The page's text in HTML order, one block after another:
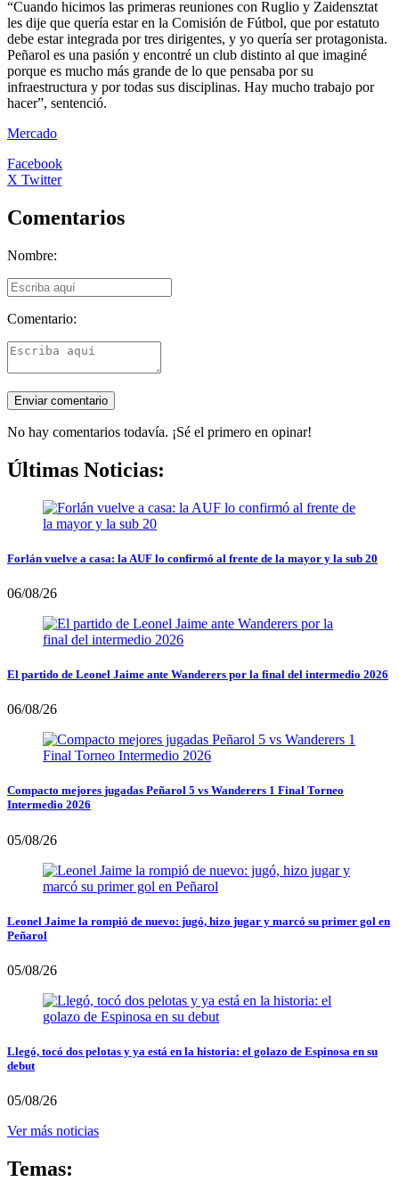
“Cuando hicimos las primeras reuniones con Ruglio y Zaidensztat
les dije que quería estar en la Comisión de Fútbol, que por estatuto
debe estar integrada por tres dirigentes, y yo quería ser protagonista.
Peñarol es una pasión y encontré un club distinto al que imaginé
porque es mucho más grande de lo que pensaba por su
infraestructura y por todas sus disciplinas. Hay mucho trabajo por
hacer”, sentenció.
Mercado
Facebook
X Twitter
Comentarios
Nombre:
Comentario:
No hay comentarios todavía. ¡Sé el primero en opinar!
Últimas Noticias:
Forlán vuelve a casa: la AUF lo confirmó al frente de la mayor y la sub 20
06/08/26
El partido de Leonel Jaime ante Wanderers por la final del intermedio 2026
06/08/26
Compacto mejores jugadas Peñarol 5 vs Wanderers 1 Final Torneo
Intermedio 2026
05/08/26
Leonel Jaime la rompió de nuevo: jugó, hizo jugar y marcó su primer gol en
Peñarol
05/08/26
Llegó, tocó dos pelotas y ya está en la historia: el golazo de Espinosa en su
debut
05/08/26
Ver más noticias
Temas: